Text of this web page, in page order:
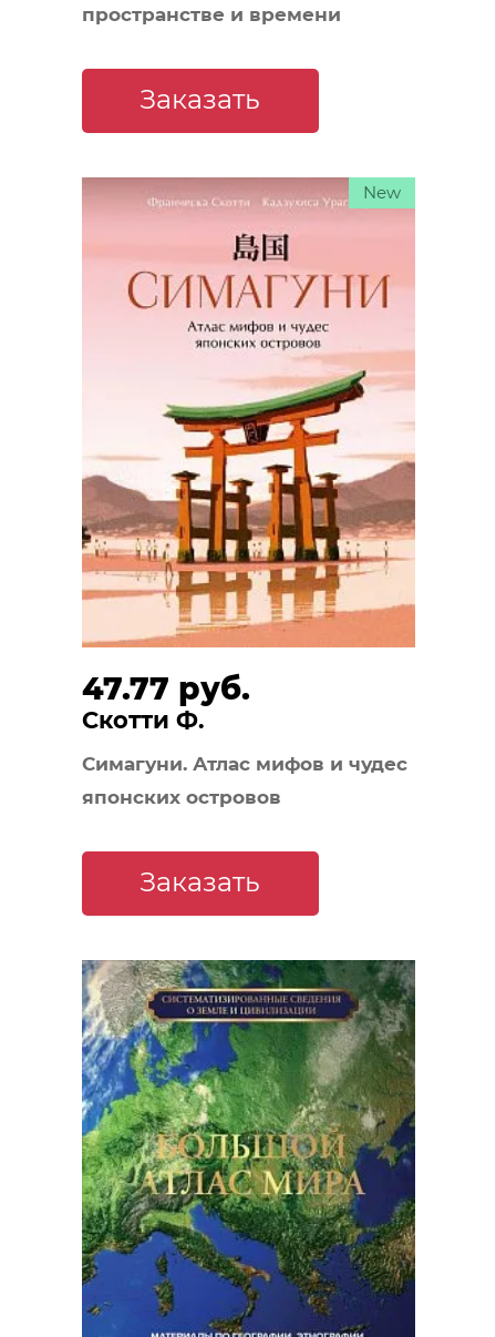
пространстве и времени
Заказать
47.77 руб.
Скотти Ф.
Симагуни. Атлас мифов и чудес
японских островов
New
Заказать